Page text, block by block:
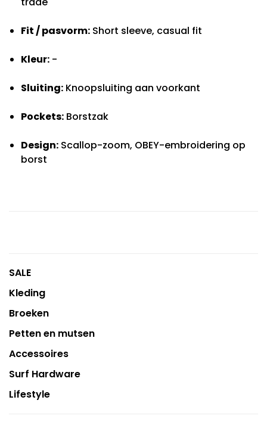
Fit / pasvorm: Short sleeve, casual fit
Kleur: -
Sluiting: Knoopsluiting aan voorkant
Pockets: Borstzak
Design: Scallop-zoom, OBEY-embroidering op
borst
SALE
Kleding
Broeken
Petten en mutsen
Accessoires
Surf Hardware
Lifestyle